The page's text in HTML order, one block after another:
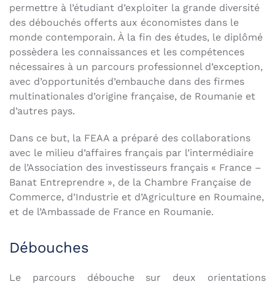
permettre à l’étudiant d’exploiter la grande diversité
des débouchés offerts aux économistes dans le
monde contemporain. À la fin des études, le diplômé
possèdera les connaissances et les compétences
nécessaires à un parcours professionnel d’exception,
avec d’opportunités d’embauche dans des firmes
multinationales d’origine française, de Roumanie et
d’autres pays.
Dans ce but, la FEAA a préparé des collaborations
avec le milieu d’affaires français par l’intermédiaire
de l’Association des investisseurs français « France –
Banat Entreprendre », de la Chambre Française de
Commerce, d’Industrie et d’Agriculture en Roumaine,
et de l’Ambassade de France en Roumanie.
Débouches
Le parcours débouche sur deux orientations